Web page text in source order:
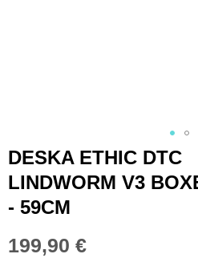
Přeskočit
na
začátek
galerie
obrázky
DESKA ETHIC DTC
LINDWORM V3
- 59CM
199,90 €